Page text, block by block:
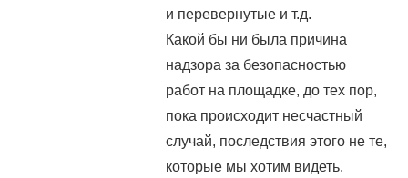
и перевернутые и т.д.
Какой бы ни была причина
надзора за безопасностью
работ на площадке, до тех пор,
пока происходит несчастный
случай, последствия этого не те,
которые мы хотим видеть.